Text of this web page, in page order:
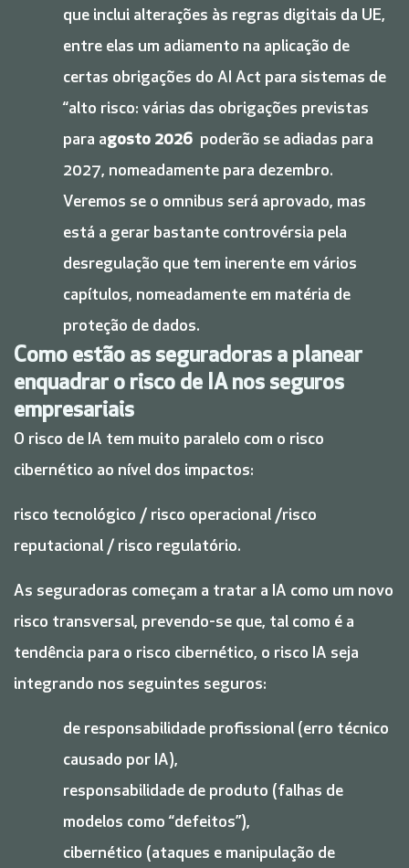
que inclui alterações às regras digitais da UE,
entre elas um adiamento na aplicação de
certas obrigações do AI Act para sistemas de
“alto risco: várias das obrigações previstas
para agosto 2026 poderão se adiadas para
2027, nomeadamente para dezembro.
Veremos se o omnibus será aprovado, mas
está a gerar bastante controvérsia pela
desregulação que tem inerente em vários
capítulos, nomeadamente em matéria de
proteção de dados.
Como estão as seguradoras a planear
enquadrar o risco de IA nos seguros
empresariais
O risco de IA tem muito paralelo com o risco
cibernético ao nível dos impactos:
risco tecnológico / risco operacional /risco
reputacional / risco regulatório.
As seguradoras começam a tratar a IA como um novo
risco transversal, prevendo-se que, tal como é a
tendência para o risco cibernético, o risco IA seja
integrando nos seguintes seguros:
de responsabilidade profissional (erro técnico
causado por IA),
responsabilidade de produto (falhas de
modelos como “defeitos”),
cibernético (ataques e manipulação de